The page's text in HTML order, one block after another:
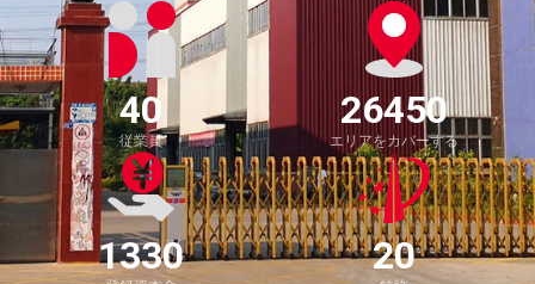
40
従業員
26450
エリアをカバーする
1330 20